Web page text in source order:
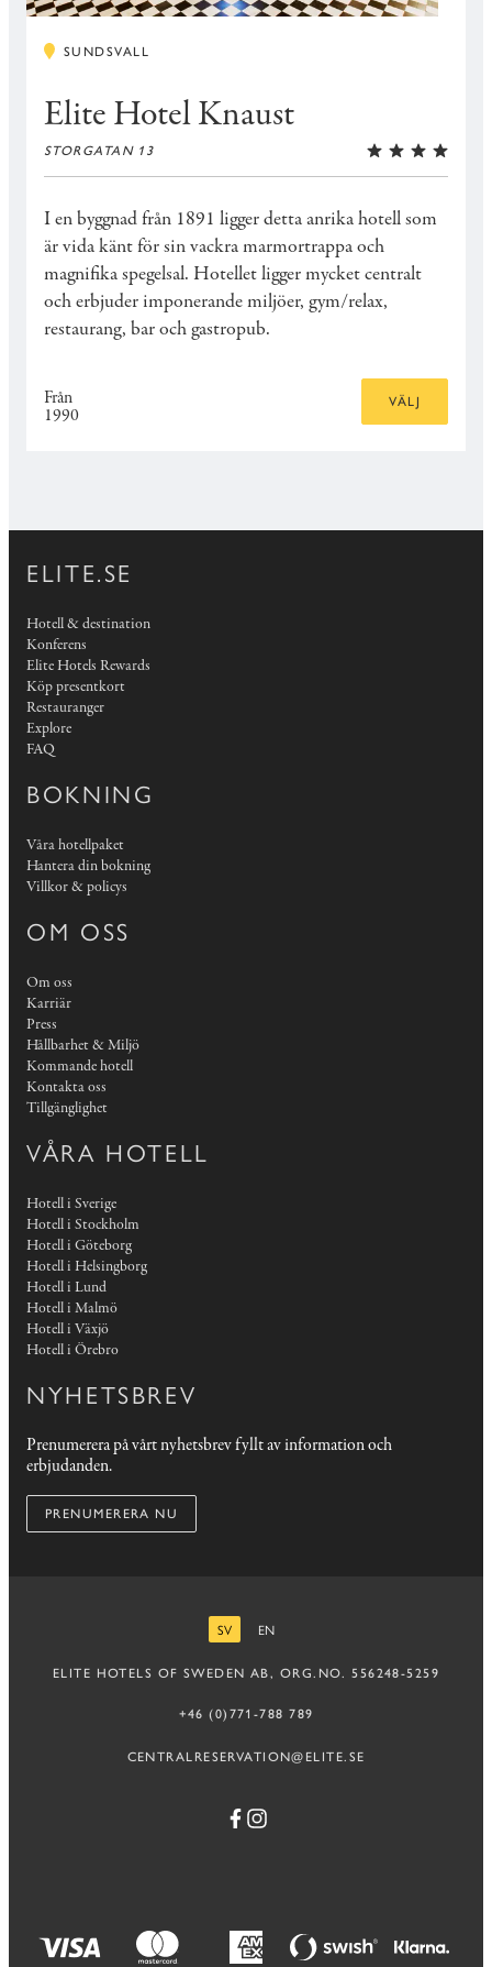
SUNDSVALL
Elite Hotel Knaust
STORGATAN 13
I en byggnad från 1891 ligger detta anrika hotell som
är vida känt för sin vackra marmortrappa och
magnifika spegelsal. Hotellet ligger mycket centralt
och erbjuder imponerande miljöer, gym/relax,
restaurang, bar och gastropub.
Från
1990
VÄLJ
ELITE.SE
Hotell & destination
Konferens
Elite Hotels Rewards
Köp presentkort
Restauranger
Explore
FAQ
BOKNING
Våra hotellpaket
Hantera din bokning
Villkor & policys
OM OSS
Om oss
Karriär
Press
Hållbarhet & Miljö
Kommande hotell
Kontakta oss
Tillgänglighet
VÅRA HOTELL
Hotell i Sverige
Hotell i Stockholm
Hotell i Göteborg
Hotell i Helsingborg
Hotell i Lund
Hotell i Malmö
Hotell i Växjö
Hotell i Örebro
NYHETSBREV
Prenumerera på vårt nyhetsbrev fyllt av information och
erbjudanden.
PRENUMERERA NU
SV
EN
ELITE HOTELS OF SWEDEN AB, ORG.NO. 556248-5259
+46 (0)771-788 789
CENTRALRESERVATION@ELITE.SE